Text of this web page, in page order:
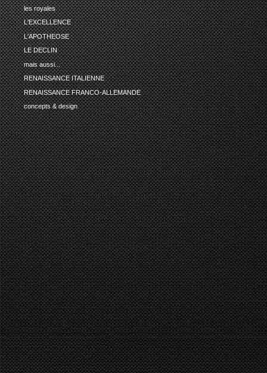
les royales
L'EXCELLENCE
L'APOTHEOSE
LE DECLIN
mais aussi...
RENAISSANCE ITALIENNE
RENAISSANCE FRANCO-ALLEMANDE
concepts & design